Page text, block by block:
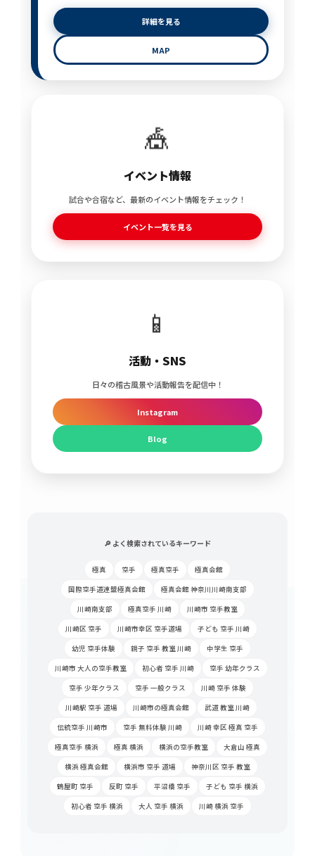
詳細を見る
MAP
🎪
イベント情報
試合や合宿など、最新のイベント情報をチェック！
イベント一覧を見る
📱
活動・SNS
日々の稽古風景や活動報告を配信中！
Instagram
Blog
🔎 よく検索されているキーワード
極真 空手 極真空手
極真会館
国際空手道連盟極真会館
極真会館 神奈川川崎南支部
川崎南支部
極真空手 川崎
川崎市 空手教室
川崎区 空手
川崎市幸区 空手道場
子ども 空手 川崎
幼児 空手体験
親子 空手 教室 川崎
中学生 空手
川崎市 大人の空手教室
初心者 空手 川崎
空手 幼年クラス
空手 少年クラス
空手 一般クラス
川崎 空手 体験
川崎駅 空手 道場
川崎市の極真会館
武道 教室 川崎
伝統空手 川崎市
空手 無料体験 川崎
川崎 幸区 極真 空手
極真空手 横浜
極真 横浜 横浜の空手教室
大倉山 極真
横浜 極真会館
横浜市 空手 道場
神奈川区 空手 教室
鶴屋町 空手
反町 空手 平沼橋 空手
子ども 空手 横浜
初心者 空手 横浜
大人 空手 横浜 川崎 横浜 空手